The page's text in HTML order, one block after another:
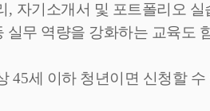
, 자기소개서 및 포트폴리오 실
실무 역량을 강화하는 교육도
45세 이하 청년이면 신청할 수